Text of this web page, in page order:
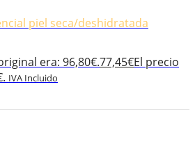
piel seca/deshidratada
era: 96,80€.77,45€El precio
IVA Incluido